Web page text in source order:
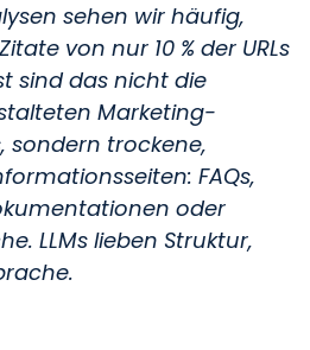
sehen wir häufig,
von nur 10 % der URLs
sind das nicht die
Marketing-
sondern trockene,
FAQs,
oder
LLMs lieben Struktur,